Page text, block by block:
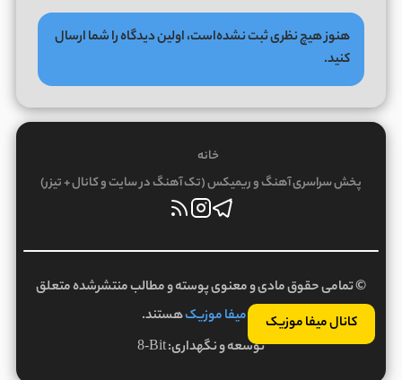
کانال میفا موزیک
هنوز هیچ نظری ثبت نشده‌است، اولین دیدگاه را شما ارسال
کنید.
خانه
پخش سراسری آهنگ و ریمیکس (تک آهنگ در سایت و کانال + تیزر)
© تمامی حقوق مادی و معنوی پوسته و مطالب منتشرشده متعلق
بهمیفا موزیکهستند.
توسعه و نگهداری:8-Bit